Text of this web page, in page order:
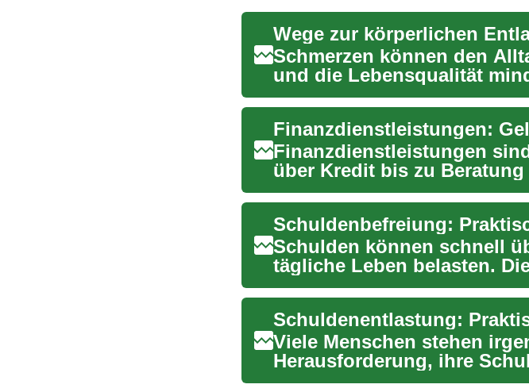
Wege zur körperlichen
Schmerzen können den
und die Lebensqualität
vielfältige Ansä...
Finanzdienstleistungen
über Kredit bis zu
erklär...
Schulden können schnell
tägliche Leben belasten.
verständlich, wa...
Viele Menschen stehen
Herausforderung, ihre
geordnet abzubauen.